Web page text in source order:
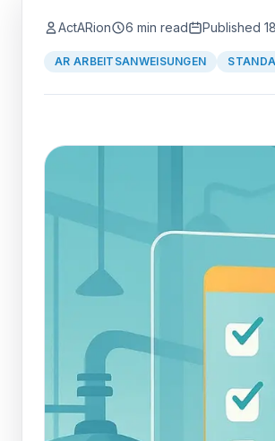
ActARion 6 min read Published
AR ARBEITSANWEISUNGEN